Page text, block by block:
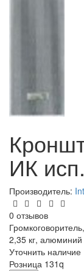
ИК
Производитель:
0 отзывов
2,35 кг, алюминий
Уточнить наличие
Розница 131q